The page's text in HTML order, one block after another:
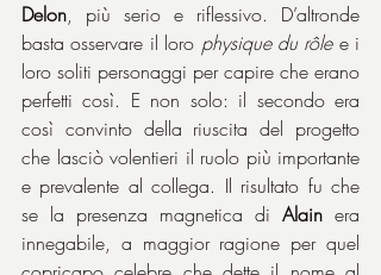
Delon, più serio e riflessivo. D’altronde
basta osservare il loro physique du rôle e i
loro soliti personaggi per capire che erano
perfetti così. E non solo: il secondo era
così convinto della riuscita del progetto
che lasciò volentieri il ruolo più importante
e prevalente al collega. Il risultato fu che
se la presenza magnetica di Alain era
innegabile, a maggior ragione per quel